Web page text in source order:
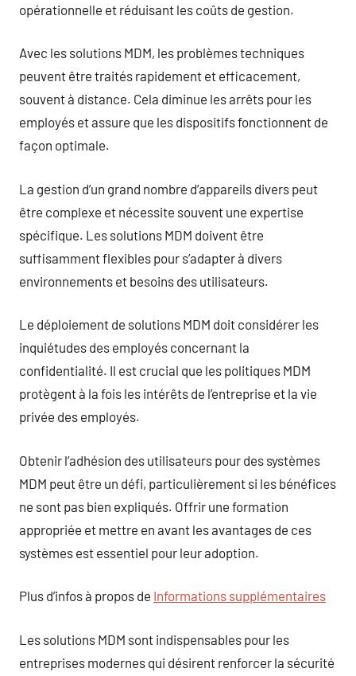
opérationnelle et réduisant les coûts de gestion.
Avec les solutions MDM, les problèmes techniques
peuvent être traités rapidement et efficacement,
souvent à distance. Cela diminue les arrêts pour les
employés et assure que les dispositifs fonctionnent de
façon optimale.
La gestion d’un grand nombre d’appareils divers peut
être complexe et nécessite souvent une expertise
spécifique. Les solutions MDM doivent être
suffisamment flexibles pour s’adapter à divers
environnements et besoins des utilisateurs.
Le déploiement de solutions MDM doit considérer les
inquiétudes des employés concernant la
confidentialité. Il est crucial que les politiques MDM
protègent à la fois les intérêts de l’entreprise et la vie
privée des employés.
Obtenir l’adhésion des utilisateurs pour des systèmes
MDM peut être un défi, particulièrement si les bénéfices
ne sont pas bien expliqués. Offrir une formation
appropriée et mettre en avant les avantages de ces
systèmes est essentiel pour leur adoption.
Plus d’infos à propos de Informations supplémentaires
Les solutions MDM sont indispensables pour les
entreprises modernes qui désirent renforcer la sécurité